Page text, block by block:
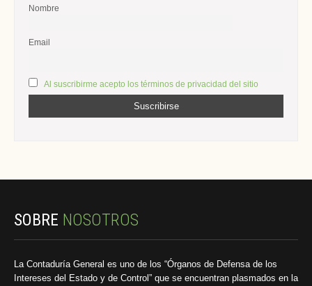
Nombre
Email
Al suscribirme acepto los términos de privacidad del sitio
SOBRE NOSOTROS
La Contaduría General es uno de los “Órganos de Defensa de los
Intereses del Estado y de Control” que se encuentran plasmados en la